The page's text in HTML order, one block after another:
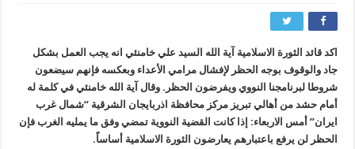
اكد قائد الثورة الاسلامية آية الله السيد علي خامنئي انه يجب العمل بشكل
جاد والوقوف بوجه الحظر لإفشال مرامي الأعداء وبعكسه فإنهم سيضعون
شروطا لبرنامجنا النووي ويفرضون الحظر. وقال آية الله خامنئي في كلمة له
أمام حشد من أهالي تبريز مركز محافظة اذربايجان الشرقية “شمال غرب
ايران” أمس الاربعاء: إذا كانت القضية النووية تمضي وفق ما يمليه الغرب فإن
الحظر لن يرفع باعتبارهم يعارضون الثورة الاسلامية أساساً.